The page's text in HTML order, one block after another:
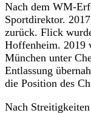
Nach dem WM-
Sportdirektor.
zurück. Flick
Hoffenheim. 2019
München unter
Entlassung
die Position des
Nach